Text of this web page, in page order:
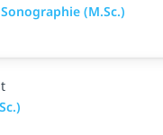
(M.Sc.)